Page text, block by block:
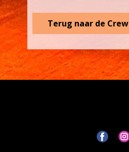
Terug naar de Crew